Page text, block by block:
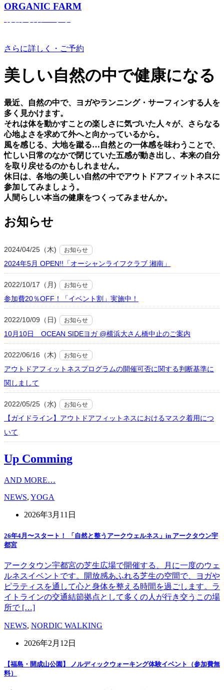
ORGANIC FARM
さらに詳しく・ご予約
美しい⾃然の中で健康になる
最近、⾃然の中で、ヨガやランニング・サーフィンする⼈を
多く⾒かけます。
それは体を動かすことの楽しさに気づいた⼈々が、さらなる
⼼地よさを求めて外へと向かっているから。
⾵を感じる、⼤地を蹴る…⾃然との⼀体感を味わうことで、
忙しい⽇常のなかで閉じていた五感が動き出し、本来の⾃分
を取り戻せるのかもしれません。
休⽇は、各地の美しい⾃然の中でアウトドアフィットネスに
参加してみましょう。
⼈間らしい本当の健康をつくってみませんか。
お知らせ
2024/04/25（木) お知らせ
2024年5月 OPEN!!「オーシャンライフクラブ 湘南」
2022/10/17（月) お知らせ
参加費20％OFF！「イベント割」実施中！
2022/10/09（日) お知らせ
10月10日 OCEAN SIDEヨガ @横浜大さん橋中止のご案内
2022/06/16（木) お知らせ
アウトドアフィットネスプログラムの開催可否に関する判断基準に
関しまして
2022/05/25（水) お知らせ
【ガイドライン】アウトドアフィットネスにおけるマスク着用につ
いて
Up Comming
AND MORE…
NEWS, YOGA
2026年3月11日
26年4月〜スタート！ 「自然と整うアークウェルネス」in アークタウン宇
都宮
アークタウン宇都宮の芝生広場で開催する、月に一度のウェ
ルネスイベントです。開放感あふれる芝生の空間で、ヨガや
ピラティスを通して心と身体を整える時間を過ごします。ラ
イトラインの交通結節拠点として多くの人が行き交うこの場
所で […]
NEWS, NORDIC WALKING
2026年2月12日
【福島・開成山公園】 ノルディックウォーキング体験イベント（参加費無
料）